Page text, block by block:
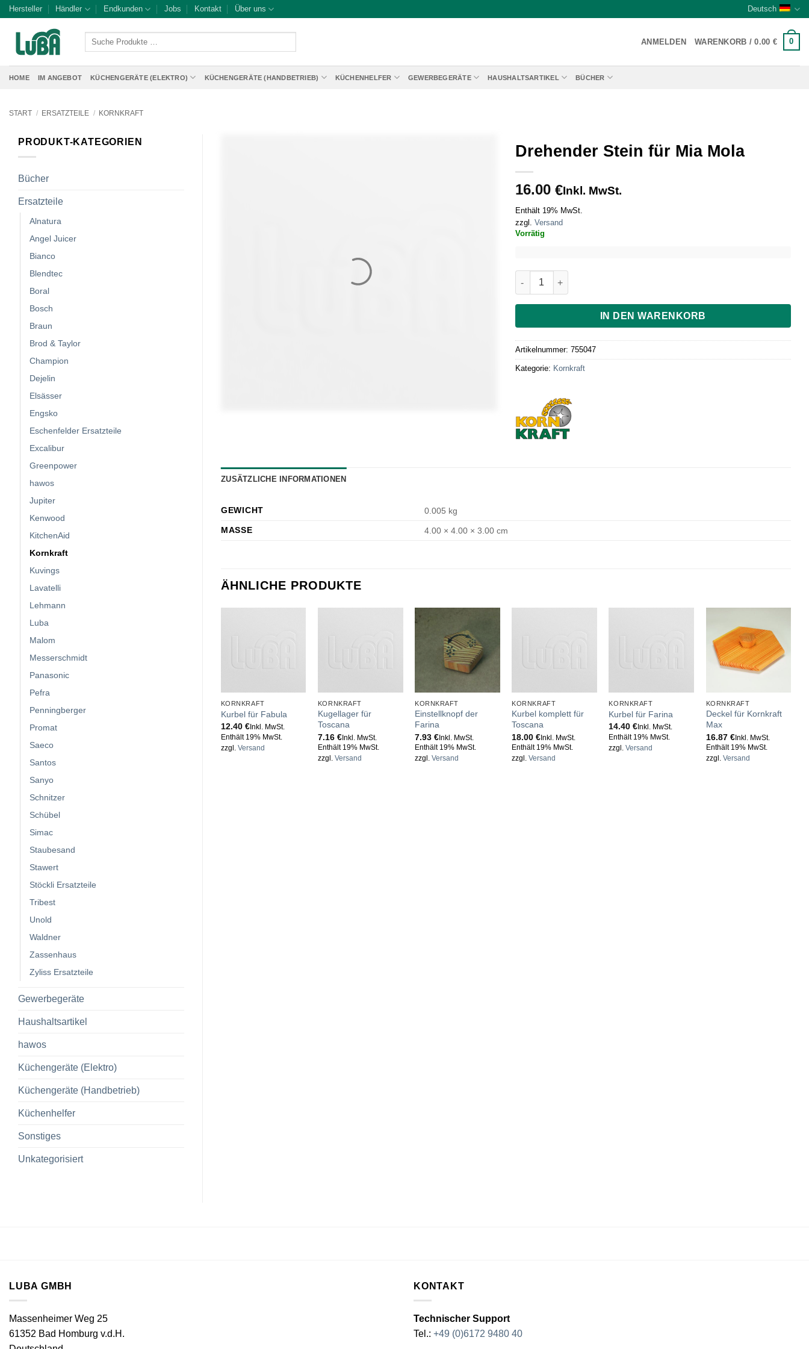
Zum
springen
Hersteller Händler Endkunden Jobs Kontakt Über uns Deutsch
Suche
ANMELDEN WARENKORB /0.00 € 0
HOME IM ANGEBOT KÜCHENGERÄTE (ELEKTRO) KÜCHENGERÄTE (HANDBETRIEB) KÜCHENHELFER GEWERBEGERÄTE HAUSHALTSARTIKEL BÜCHER
START / ERSATZTEILE / KORNKRAFT
PRODUKT-KATEGORIEN
Bücher
Ersatzteile
Alnatura
Angel Juicer
Bianco
Blendtec
Boral
Bosch
Braun
Brod & Taylor
Champion
Dejelin
Elsässer
Engsko
Eschenfelder Ersatzteile
Excalibur
Greenpower
hawos
Jupiter
Kenwood
KitchenAid
Kornkraft
Kuvings
Lavatelli
Lehmann
Luba
Malom
Messerschmidt
Panasonic
Pefra
Penningberger
Promat
Saeco
Santos
Sanyo
Schnitzer
Schübel
Simac
Staubesand
Stawert
Stöckli Ersatzteile
Tribest
Unold
Waldner
Zassenhaus
Zyliss Ersatzteile
Gewerbegeräte
Haushaltsartikel
hawos
Küchengeräte (Elektro)
Küchengeräte (Handbetrieb)
Küchenhelfer
Sonstiges
Unkategorisiert
Drehender Stein für Mia Mola
16.00 €Inkl. MwSt.
Enthält 19% MwSt.
zzgl. Versand
Vorrätig
Drehender Stein für Mia Mola Menge
IN DEN WARENKORB
Artikelnummer: 755047
Kategorie: Kornkraft
ZUSÄTZLICHE INFORMATIONEN
GEWICHT
0.005 kg
MASSE
4.00 × 4.00 × 3.00 cm
ÄHNLICHE PRODUKTE
KORNKRAFT
Kurbel für Fabula
12.40 €Inkl. MwSt.
Enthält 19% MwSt.
zzgl. Versand
KORNKRAFT
Kugellager für
Toscana
7.16 €Inkl. MwSt.
Enthält 19% MwSt.
zzgl. Versand
KORNKRAFT
Einstellknopf der
Farina
7.93€ Inkl. MwSt.
Enthält 19% MwSt.
zzgl.Versand
KORNKRAFT
Kurbel komplett für
Toscana
18.00€ Inkl. MwSt.
Enthält 19% MwSt.
zzgl.Versand
KORNKRAFT
Kurbel für Farina
14.40€ Inkl. MwSt.
Enthält 19% MwSt.
zzgl.Versand
KORNKRAFT
Deckel für Kornkraft
Max
16.87 €Inkl. MwSt.
Enthält 19% MwSt.
zzgl. Versand
LUBA GMBH
Massenheimer Weg 25
61352 Bad Homburg v.d.H.
KONTAKT
Technischer Support
Tel.: +49 (0)6172 9480 40